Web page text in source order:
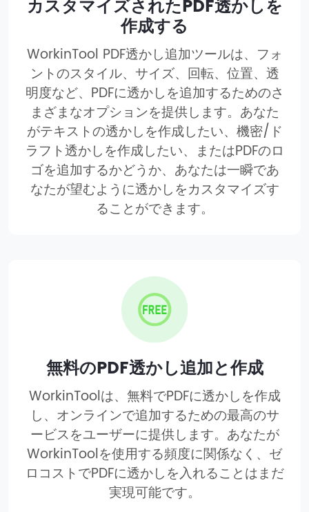
カスタマイズされたPDF透かしを
作成する
WorkinTool PDF透かし追加ツールは、フォ
ントのスタイル、サイズ、回転、位置、透
明度など、PDFに透かしを追加するためのさ
まざまなオプションを提供します。あなた
がテキストの透かしを作成したい、機密/ド
ラフト透かしを作成したい、またはPDFのロ
ゴを追加するかどうか、あなたは一瞬であ
なたが望むように透かしをカスタマイズす
ることができます。
無料のPDF透かし追加と作成
WorkinToolは、無料でPDFに透かしを作成
し、オンラインで追加するための最高のサ
ービスをユーザーに提供します。あなたが
WorkinToolを使用する頻度に関係なく、ゼ
ロコストでPDFに透かしを入れることはまだ
実現可能です。